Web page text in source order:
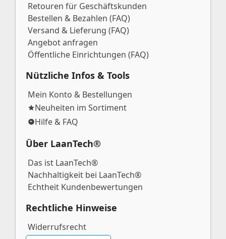
Retouren für Geschäftskunden
Bestellen & Bezahlen (FAQ)
Versand & Lieferung (FAQ)
Angebot anfragen
Öffentliche Einrichtungen (FAQ)
Nützliche Infos & Tools
Mein Konto & Bestellungen
Neuheiten im Sortiment
Hilfe & FAQ
Über LaanTech®
Das ist LaanTech®
Nachhaltigkeit bei LaanTech®
Echtheit Kundenbewertungen
Rechtliche Hinweise
Widerrufsrecht